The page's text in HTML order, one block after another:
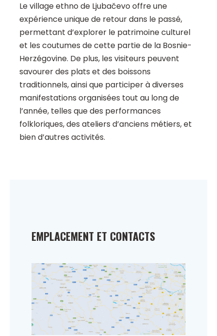
Le village ethno de Ljubačevo offre une
expérience unique de retour dans le passé,
permettant d’explorer le patrimoine culturel
et les coutumes de cette partie de la Bosnie-
Herzégovine. De plus, les visiteurs peuvent
savourer des plats et des boissons
traditionnels, ainsi que participer à diverses
manifestations organisées tout au long de
l’année, telles que des performances
folkloriques, des ateliers d’anciens métiers, et
bien d’autres activités.
EMPLACEMENT ET CONTACTS